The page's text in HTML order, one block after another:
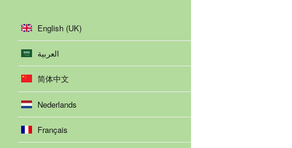
English (UK)
العربية
简体中文
Nederlands
Français